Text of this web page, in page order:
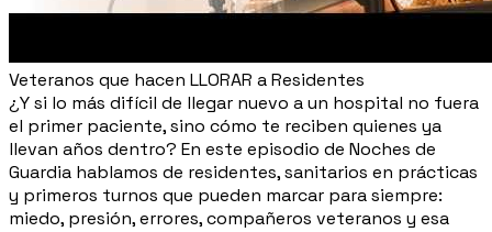
Veteranos que hacen LLORAR a Residentes
¿Y si lo más difícil de llegar nuevo a un hospital no fuera
el primer paciente, sino cómo te reciben quienes ya
llevan años dentro? En este episodio de Noches de
Guardia hablamos de residentes, sanitarios en prácticas
y primeros turnos que pueden marcar para siempre:
miedo, presión, errores, compañeros veteranos y esa